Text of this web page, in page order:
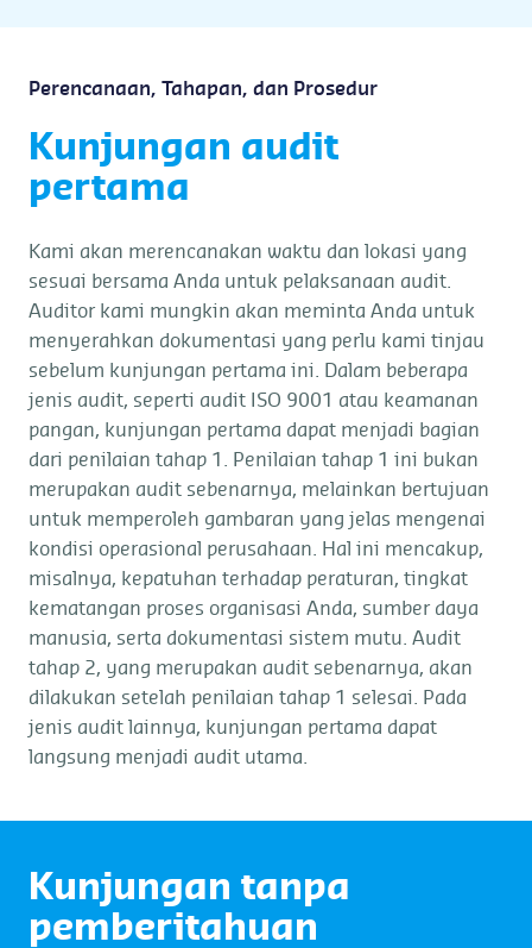
Perencanaan, Tahapan, dan Prosedur
Kunjungan audit
pertama
Kami akan merencanakan waktu dan lokasi yang
sesuai bersama Anda untuk pelaksanaan audit.
Auditor kami mungkin akan meminta Anda untuk
menyerahkan dokumentasi yang perlu kami tinjau
sebelum kunjungan pertama ini. Dalam beberapa
jenis audit, seperti audit ISO 9001 atau keamanan
pangan, kunjungan pertama dapat menjadi bagian
dari penilaian tahap 1. Penilaian tahap 1 ini bukan
merupakan audit sebenarnya, melainkan bertujuan
untuk memperoleh gambaran yang jelas mengenai
kondisi operasional perusahaan. Hal ini mencakup,
misalnya, kepatuhan terhadap peraturan, tingkat
kematangan proses organisasi Anda, sumber daya
manusia, serta dokumentasi sistem mutu. Audit
tahap 2, yang merupakan audit sebenarnya, akan
dilakukan setelah penilaian tahap 1 selesai. Pada
jenis audit lainnya, kunjungan pertama dapat
langsung menjadi audit utama.
Kunjungan tanpa
pemberitahuan